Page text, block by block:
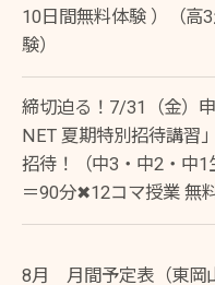
10日間無料体験 ）（高
験）
締切迫る！7/31（金）
NET 夏期特別招待講習
招待！（中3・中2・中1
＝90分✖12コマ授業 無
8月 月間予定表（東岡